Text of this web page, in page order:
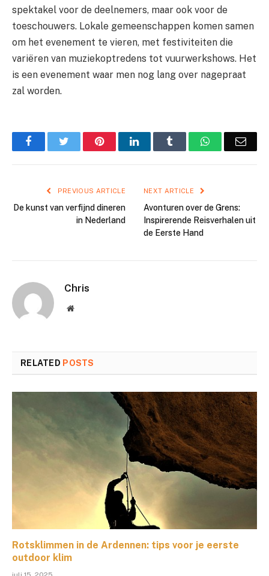
spektakel voor de deelnemers, maar ook voor de
toeschouwers. Lokale gemeenschappen komen samen
om het evenement te vieren, met festiviteiten die
variëren van muziekoptredens tot vuurwerkshows. Het
is een evenement waar men nog lang over nagepraat
zal worden.
FacebookTwitter PinterestLinkedIn Tumblr WhatsApp
PREVIOUS ARTICLE
De kunst van verfijnd dineren
in Nederland
NEXT ARTICLE
Avonturen over de Grens:
Inspirerende Reisverhalen uit
de Eerste Hand
Chris
Website
RELATED POSTS
Rotsklimmen in de Ardennen: tips voor je eerste
outdoor klim